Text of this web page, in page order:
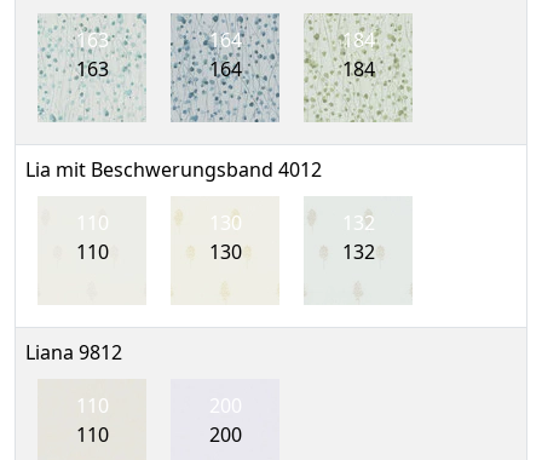
163
163
164
164
184
184
Lia mit Beschwerungsband 4012
110
110
130
130
132
132
Liana 9812
110
110
200
200